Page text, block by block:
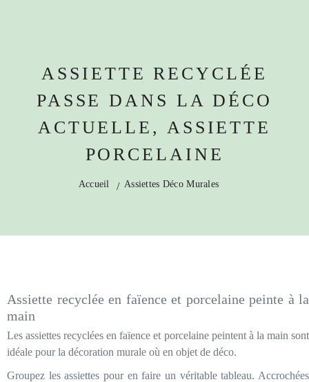
ASSIETTE RECYCLÉE
PASSE DANS LA DÉCO
ACTUELLE, ASSIETTE
PORCELAINE
Accueil Assiettes Déco Murales
Assiette recyclée en faïence et porcelaine peinte à la
main
Les assiettes recyclées en faïence et porcelaine peintent à la main sont
idéale pour la décoration murale où en objet de déco.
Groupez les assiettes pour en faire un véritable tableau. Accrochées